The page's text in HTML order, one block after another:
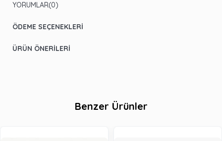
YORUMLAR(0)
ÖDEME SEÇENEKLERI
ÜRÜN ÖNERILERI
Benzer Ürünler